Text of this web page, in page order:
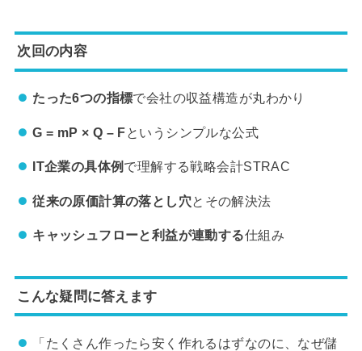
次回の内容
たった6つの指標で会社の収益構造が丸わかり
G = mP × Q – Fというシンプルな公式
IT企業の具体例 で理解する戦略会計STRAC
従来の原価計算の落とし穴とその解決法
キャッシュフローと利益が連動する仕組み
こんな疑問に答えます
「たくさん作ったら安く作れるはずなのに、なぜ儲